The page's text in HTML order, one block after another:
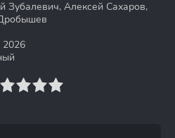
Зубалевич, Алексей Сахаров,